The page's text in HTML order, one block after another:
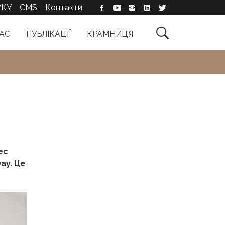

ПУБЛІКАЦІЇ КРАМНИЦЯ
CMS Контакти
Це